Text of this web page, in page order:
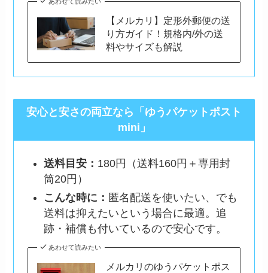
あわせて読みたい
【メルカリ】定形外郵便の送
り方ガイド！規格内/外の送
料やサイズも解説
安心と安さの両立なら「ゆうパケットポスト
mini」
送料目安： 180円（送料160円＋専用封
筒20円）
こんな時に： 匿名配送を使いたい、でも
送料は抑えたいという場合に最適。追
跡・補償も付いているので安心です。
あわせて読みたい
メルカリのゆうパケットポス